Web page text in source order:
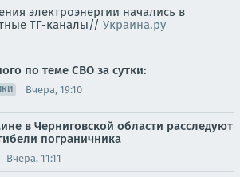
электроэнергии начались в
ТГ-каналы// Украина.ру
по теме СВО за сутки:
Вчера, 19:10
в Черниговской области расследуют
пограничника
Вчера, 11:11